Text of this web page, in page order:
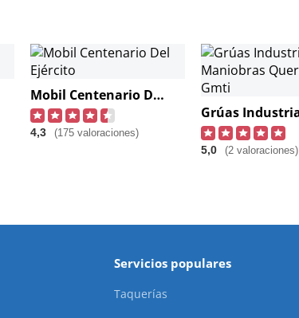
Mobil Centenario Del Ejército
4,3 (175 valoraciones)
5,0 (2 valoraciones)
Servicios populares
Taquerías